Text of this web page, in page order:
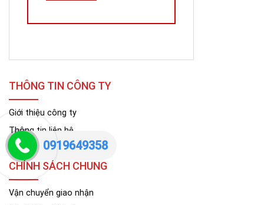
THÔNG TIN CÔNG TY
Giới thiệu công ty
Thông tin liên hệ
CHÍNH SÁCH CHUNG
Vận chuyển giao nhận
0919649358